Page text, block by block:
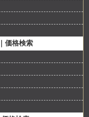
価格検索